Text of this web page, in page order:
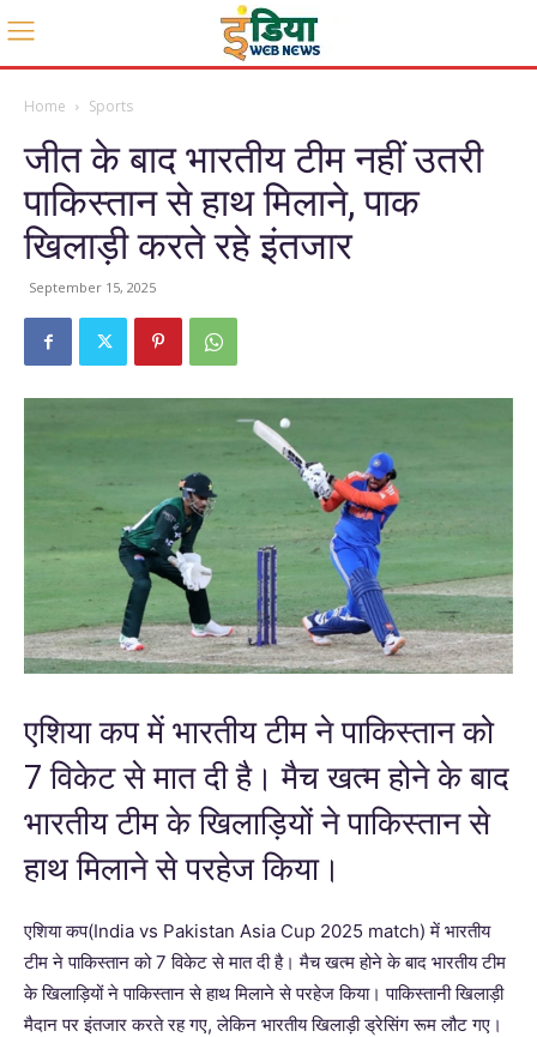
Home Sports
जीत के बाद भारतीय टीम नहीं उतरी
पाकिस्तान से हाथ मिलाने, पाक
खिलाड़ी करते रहे इंतजार
September 15, 2025
एशिया कप में भारतीय टीम ने पाकिस्तान को
7 विकेट से मात दी है। मैच खत्म होने के बाद
भारतीय टीम के खिलाड़ियों ने पाकिस्तान से
हाथ मिलाने से परहेज किया।
एशिया कप(India vs Pakistan Asia Cup 2025 match) में भारतीय
टीम ने पाकिस्तान को 7 विकेट से मात दी है। मैच खत्म होने के बाद भारतीय टीम
के खिलाड़ियों ने पाकिस्तान से हाथ मिलाने से परहेज किया। पाकिस्तानी खिलाड़ी
मैदान पर इंतजार करते रह गए, लेकिन भारतीय खिलाड़ी ड्रेसिंग रूम लौट गए।